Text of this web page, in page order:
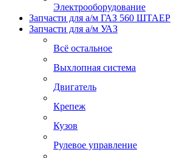
Электрооборудование
Запчасти для а/м ГАЗ 560 ШТАЕР
Запчасти для а/м УАЗ
Всё остальное
Выхлопная система
Двигатель
Крепеж
Кузов
Рулевое управление